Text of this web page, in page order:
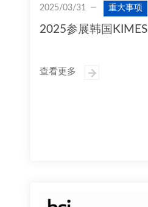
2025/03/31 重大事项
2025参展韩国KIMES
查看更多